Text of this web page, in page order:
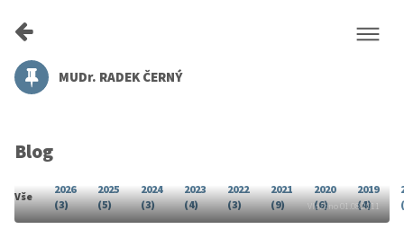
MUDr. RADEK ČERNÝ
Blog
Vše
2026
(3)
2025
(5)
2024
(3)
2023
(4)
2022
(3)
2021
(9)
2020
(6)
2019
(4)
Vloženo 01.08.2011